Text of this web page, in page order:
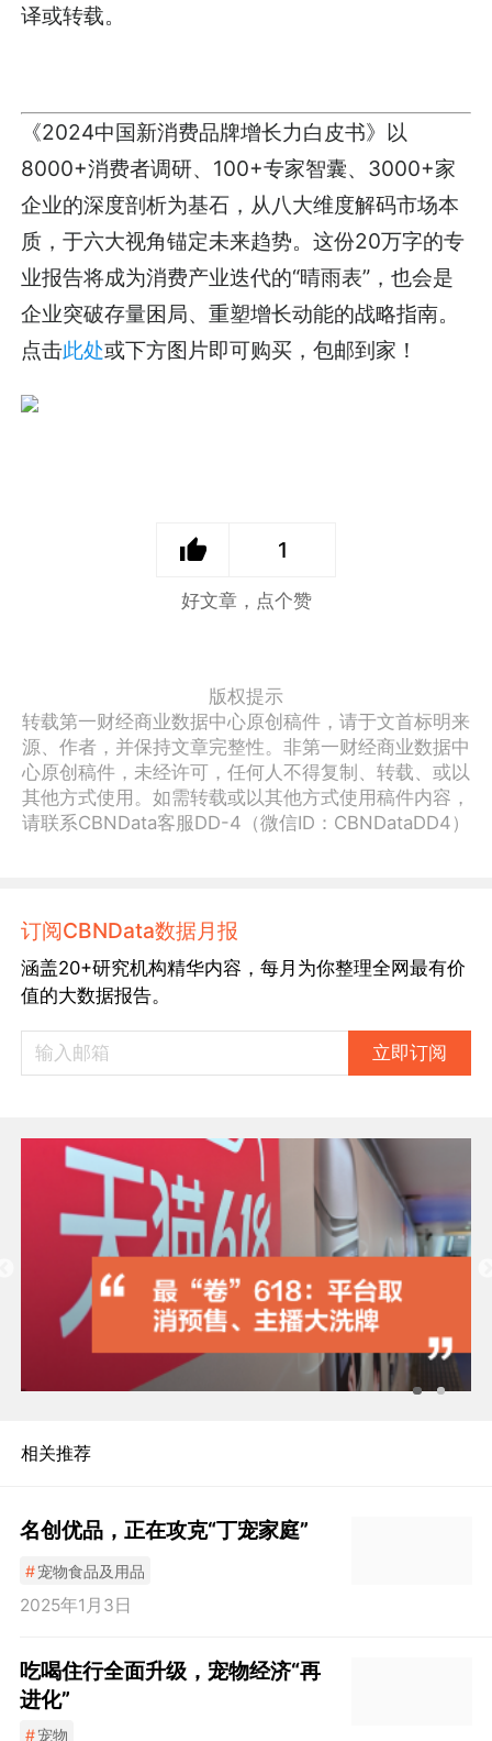
译或转载。
《2024中国新消费品牌增长力白皮书》以
8000+消费者调研、100+专家智囊、3000+家
企业的深度剖析为基石，从八大维度解码市场本
质，于六大视角锚定未来趋势。这份20万字的专
业报告将成为消费产业迭代的“晴雨表”，也会是
企业突破存量困局、重塑增长动能的战略指南。
点击此处或下方图片即可购买，包邮到家！
1
好文章，点个赞
版权提示
转载第一财经商业数据中心原创稿件，请于文首标明来
源、作者，并保持文章完整性。非第一财经商业数据中
心原创稿件，未经许可，任何人不得复制、转载、或以
其他方式使用。如需转载或以其他方式使用稿件内容，
请联系CBNData客服DD-4（微信ID：CBNDataDD4）
订阅CBNData数据月报
涵盖20+研究机构精华内容，每月为你整理全网最有价
值的大数据报告。
立即订阅
相关推荐
名创优品，正在攻克“丁宠家庭”
#宠物食品及用品
2025年1月3日
吃喝住行全面升级，宠物经济“再
进化”
#宠物